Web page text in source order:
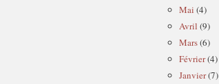
Mai (4)
Avril (9)
Mars(6)
Février(4)
Janvier(7)